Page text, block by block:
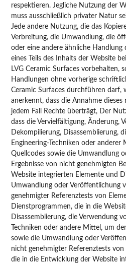
respektieren. Jegliche Nutzung der
muss ausschließlich privater Natur
Jede andere Nutzung, die das
Verbreitung, die Umwandlung, die
oder eine andere ähnliche Handlung
eines Teils des Inhalts der Website
LVG Ceramic Surfaces vorbehalten,
Handlungen ohne vorherige
Ceramic Surfaces durchführen darf,
anerkennt, dass die Annahme
jedem Fall Rechte überträgt, Der
dass die Vervielfältigung, Änderung,
Dekompilierung, Disassemblierung,
Engineering-Techniken oder anderer
Quellcodes sowie die Umwandlung
Ergebnisse von nicht genehmigten
Website integrierten Elemente und
Umwandlung oder Veröffentlichung
genehmigter Referenztests von
Dienstprogrammen, die in die
Disassemblierung, die Verwendung
Techniken oder andere Mittel, um
sowie die Umwandlung oder
nicht genehmigter Referenztests
die in die Entwicklung der Website